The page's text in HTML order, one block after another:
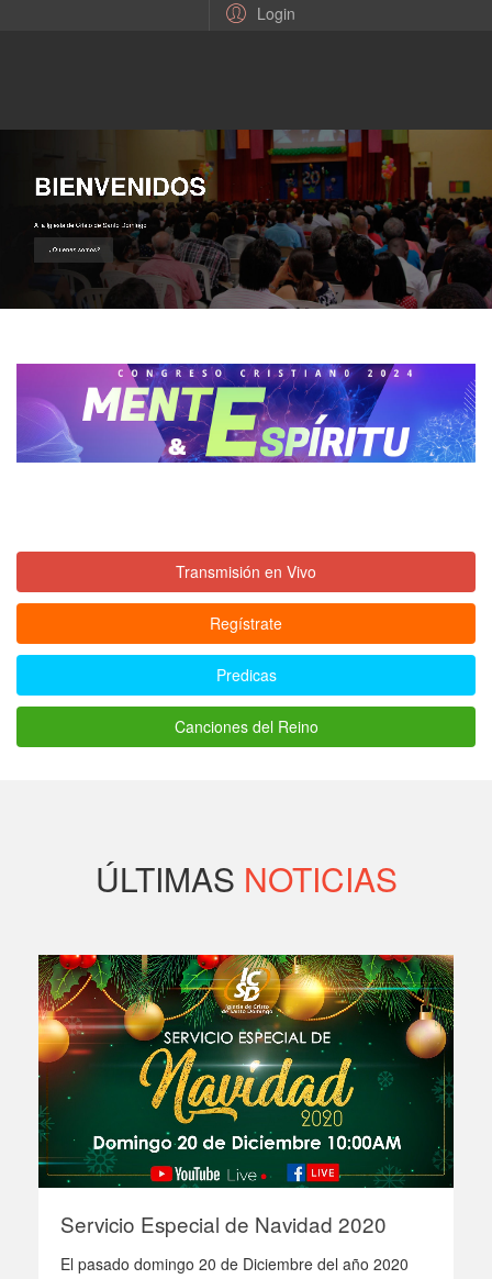
Login
BIENVENIDOS
A la Iglesia de Cristo de Santo Domingo
¿Quienes somos?
Transmisión en Vivo
Regístrate
Predicas
Canciones del Reino
ÚLTIMAS NOTICIAS
Servicio Especial de Navidad 2020
El pasado domingo 20 de Diciembre del año 2020